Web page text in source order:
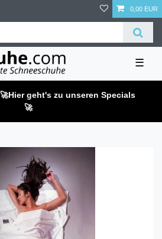
0,00 EUR
☰
Hier geht's zu unseren Specials
🚀